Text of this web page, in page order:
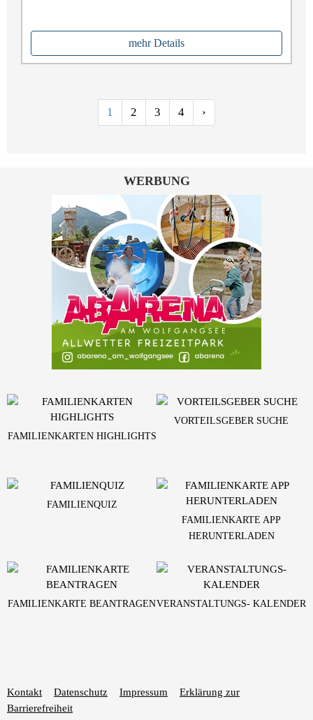
mehr Details
1 2 3 4 ›
WERBUNG
Kontakt Datenschutz Impressum
Erklärung zur
Barrierefreiheit
FAMILIENKARTEN HIGHLIGHTS
VORTEILSGEBER SUCHE
FAMILIENQUIZ
FAMILIENKARTE APP
HERUNTERLADEN
FAMILIENKARTE BEANTRAGENVERANSTALTUNGS- KALENDER